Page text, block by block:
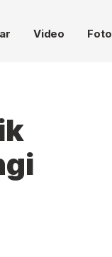
Video Foto